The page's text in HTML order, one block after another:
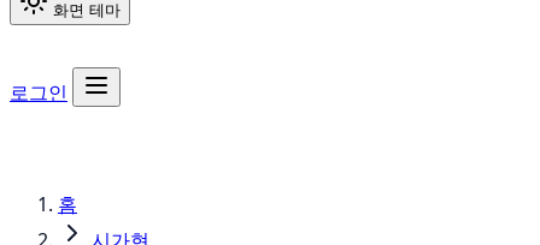
화면 테마
로그인
홈